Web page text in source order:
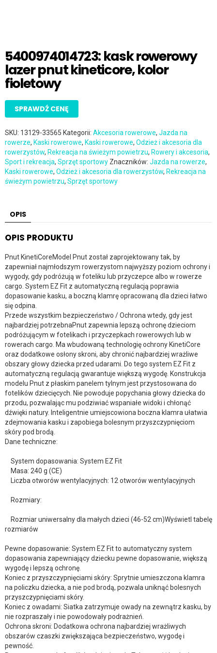
5400974014723: kask rowerowy
lazer pnut kineticore, kolor
fioletowy
SPRAWDŹ CENĘ
SKU: 13129-33565 Kategorii: Akcesoria rowerowe, Jazda na
rowerze, Kaski rowerowe, Kaski rowerowe, Odzież i akcesoria dla
rowerzystów, Rekreacja na świeżym powietrzu, Rowery i akcesoria,
Sport i rekreacja, Sprzęt sportowy Znaczników: Jazda na rowerze,
Kaski rowerowe, Odzież i akcesoria dla rowerzystów, Rekreacja na
świeżym powietrzu, Sprzęt sportowy
OPIS
OPIS PRODUKTU
Pnut KinetiCoreModel Pnut został zaprojektowany tak, by
zapewniał najmłodszym rowerzystom najwyższy poziom ochrony i
wygody, gdy podróżują w foteliku lub przyczepce albo w rowerze
cargo. System EZ Fit z automatyczną regulacją poprawia
dopasowanie kasku, a boczną klamrę opracowaną dla dzieci łatwo
się odpina.
Przede wszystkim bezpieczeństwo / Ochrona wtedy, gdy jest
najbardziej potrzebnaPnut zapewnia lepszą ochronę dzieciom
podróżującym w fotelikach i przyczepkach rowerowych lub w
rowerach cargo. Ma wbudowaną technologię ochrony KinetiCore
oraz dodatkowe osłony skroni, aby chronić najbardziej wrażliwe
obszary głowy dziecka przed udarami. Do tego system EZ Fit z
automatyczną regulacją gwarantuje większą wygodę. Konstrukcja
modelu Pnut z płaskim panelem tylnym jest przystosowana do
fotelików dziecięcych. Nie powoduje popychania głowy dziecka do
przodu, pozwalając mu podziwiać wspaniałe widoki i chłonąć
dźwięki natury. Inteligentnie umiejscowiona boczna klamra ułatwia
zdejmowania kasku i zapobiega bolesnym przyszczypnięciom
skóry pod brodą.
Dane techniczne:
System dopasowania: System EZ Fit
Masa: 240 g (CE)
Liczba otworów wentylacyjnych: 12 otworów wentylacyjnych
Rozmiary:
Rozmiar uniwersalny dla małych dzieci (46-52 cm)Wyświetl tabelę
rozmiarów
Pewne dopasowanie: System EZ Fit to automatyczny system
dopasowania zapewniający dziecku pewne dopasowanie, większą
wygodę i lepszą ochronę.
Koniec z przyszczypnięciami skóry: Sprytnie umieszczona klamra
na policzku dziecka, a nie pod brodą, pozwala uniknąć bolesnych
przyszczypnięciami skóry.
Koniec z owadami: Siatka zatrzymuje owady na zewnątrz kasku, by
nie rozpraszały i nie powodowały podrażnień.
Ochrona skroni: Dodatkowa ochrona najbardziej wrażliwych
obszarów czaszki zwiększająca bezpieczeństwo, wygodę i
pewność.